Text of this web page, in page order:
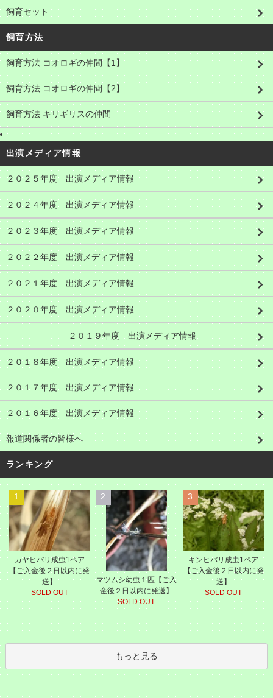
飼育セット
飼育方法
飼育方法 コオロギの仲間【1】
飼育方法 コオロギの仲間【2】
飼育方法 キリギリスの仲間
出演メディア情報
２０２５年度 出演メディア情報
２０２４年度 出演メディア情報
２０２３年度 出演メディア情報
２０２２年度 出演メディア情報
２０２１年度 出演メディア情報
２０２０年度 出演メディア情報
２０１９年度 出演メディア情報
２０１８年度 出演メディア情報
２０１７年度 出演メディア情報
２０１６年度 出演メディア情報
報道関係者の皆様へ
ランキング
1
カヤヒバリ成虫1ペア
【ご入金後２日以内に発
送】
SOLD OUT
2
マツムシ幼虫１匹【ご入
金後２日以内に発送】
SOLD OUT
3
キンヒバリ成虫1ペア
【ご入金後２日以内に発
送】
SOLD OUT
もっと見る